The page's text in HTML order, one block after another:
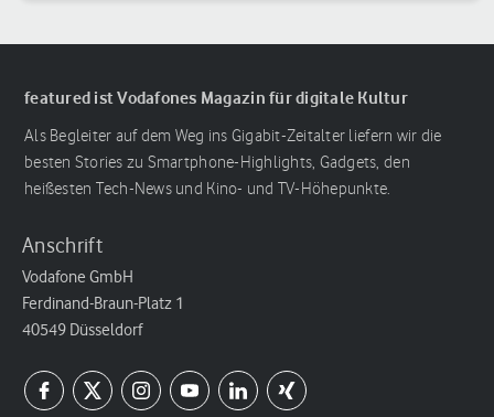
featured ist Vodafones Magazin für digitale Kultur
Als Begleiter auf dem Weg ins Gigabit-Zeitalter liefern wir die
besten Stories zu Smartphone-Highlights, Gadgets, den
heißesten Tech-News und Kino- und TV-Höhepunkte.
Anschrift
Vodafone GmbH
Ferdinand-Braun-Platz 1
40549 Düsseldorf